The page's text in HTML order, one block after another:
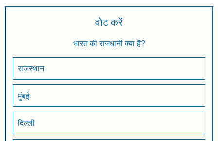
वोट करें
भारत की राजधानी क्या है?
राजस्थान
मुंबई
दिल्ली